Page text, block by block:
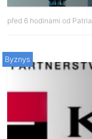
před 6 hodinami od Patria
Byznys